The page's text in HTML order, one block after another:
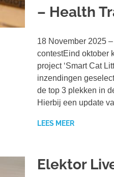
– Health
18 November 2025
contestEind oktober
project ‘Smart Cat
inzendingen
de top 3 plekken in
Hierbij een update
LEES MEER
Elektor